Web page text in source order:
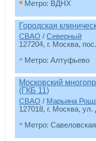
• Метро: ВДНХ
Городская
СВАО / Северный
127204, г. Москва,
• Метро: Алтуфьево
Московский
(ГКБ 11)
СВАО / Марьина
127018, г. Москва,
• Метро: Савеловская